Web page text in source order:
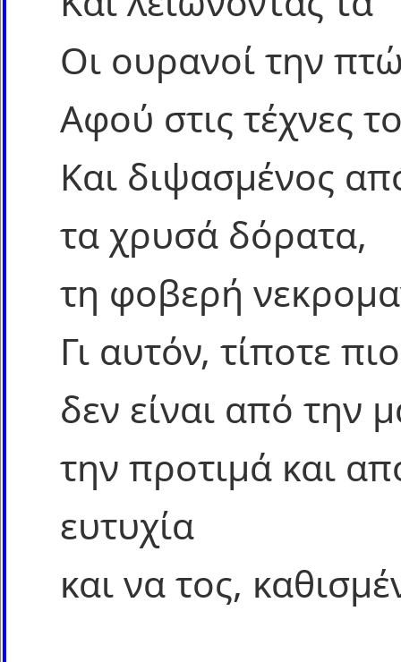
Οι ουρανοί την
Αφού στις τέχνες
Και διψασμένος
τα χρυσά δόρατα,
τη φοβερή
Γι αυτόν, τίποτε
δεν είναι από την
την προτιμά και
ευτυχία
και να τος,